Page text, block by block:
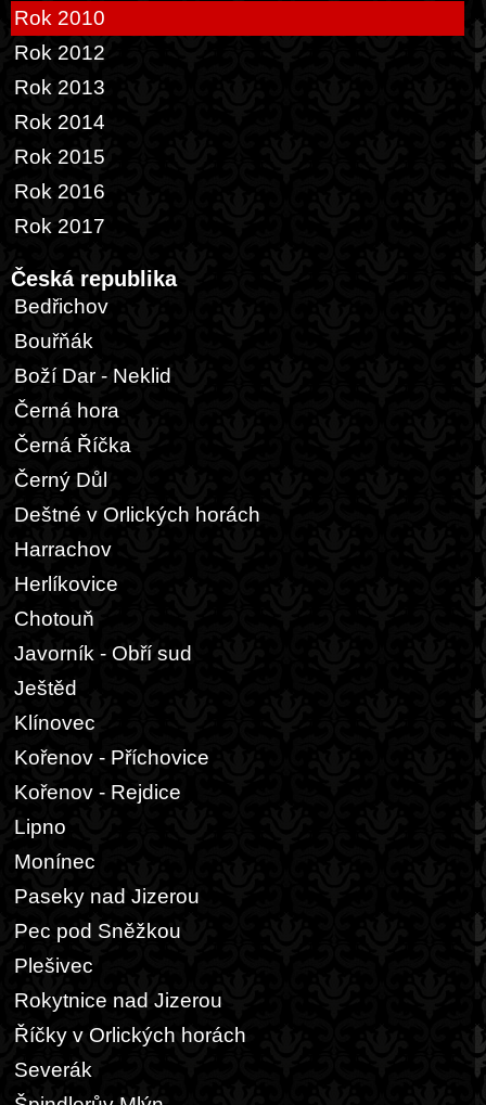
Rok 2010
Rok 2012
Rok 2013
Rok 2014
Rok 2015
Rok 2016
Rok 2017
Česká republika
Bedřichov
Bouřňák
Boží Dar - Neklid
Černá hora
Černá Říčka
Černý Důl
Deštné v Orlických horách
Harrachov
Herlíkovice
Chotouň
Javorník - Obří sud
Ještěd
Klínovec
Kořenov - Příchovice
Kořenov - Rejdice
Lipno
Monínec
Paseky nad Jizerou
Pec pod Sněžkou
Plešivec
Rokytnice nad Jizerou
Říčky v Orlických horách
Severák